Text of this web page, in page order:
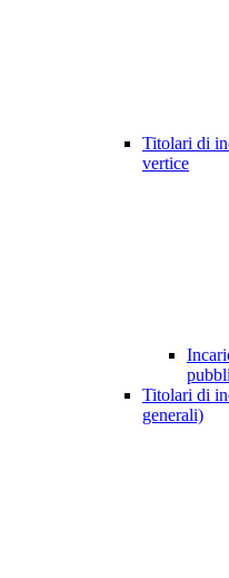
Titolari di
vertice
Titolari di
generali)